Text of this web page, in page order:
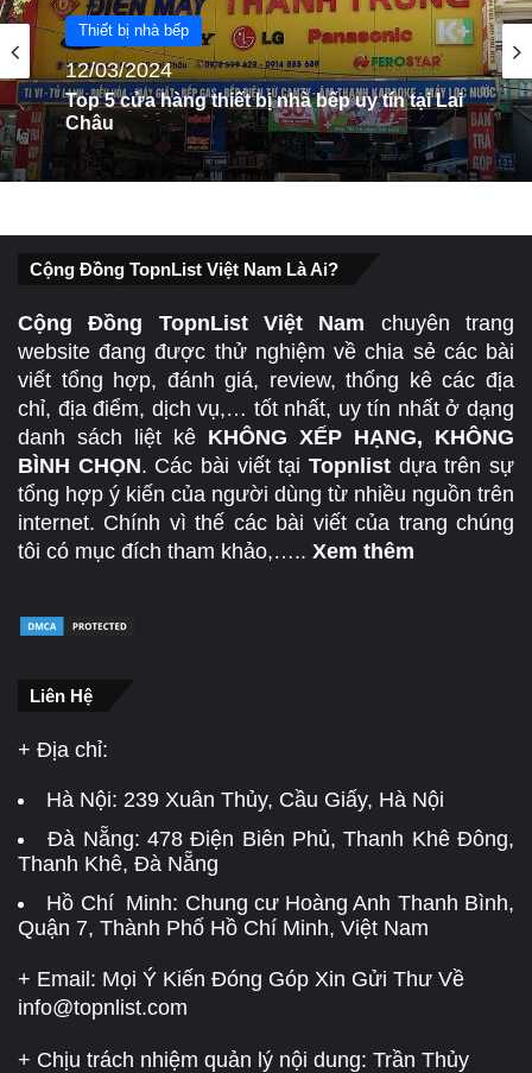
Thiết bị nhà bếp
12/03/2024
Châu
Thiết bị nhà bếp
20/07/2024
Top 5 Cửa Hàng Thiết Bị Nhà Bếp Ở Đồng
Nai Uy Tín
Cộng Đồng TopnList Việt Nam Là Ai?
Cộng Đồng TopnList Việt Nam chuyên trang
website đang được thử nghiệm về chia sẻ các bài
viết tổng hợp, đánh giá, review, thống kê các địa
chỉ, địa điểm, dịch vụ,… tốt nhất, uy tín nhất ở dạng
danh sách liệt kê KHÔNG XẾP HẠNG, KHÔNG
BÌNH CHỌN. Các bài viết tạiTopnlist dựa trên sự
tổng hợp ý kiến của người dùng từ nhiều nguồn trên
internet. Chính vì thế các bài viết của trang chúng
tôi có mục đích tham khảo,….. Xem thêm
Liên Hệ
+ Địa chỉ:
Hà Nội: 239 Xuân Thủy, Cầu Giấy, Hà Nội
Đà Nẵng:478 Điện Biên Phủ, Thanh Khê Đông,
Thanh Khê, Đà Nẵng
Hồ Chí Minh: Chung cư Hoàng Anh Thanh Bình,
Quận 7, Thành Phố Hồ Chí Minh, Việt Nam
+ Email: Mọi Ý Kiến Đóng Góp Xin Gửi Thư Về
info@topnlist.com
+ Chịu trách nhiệm quản lý nội dung: Trần Thủy